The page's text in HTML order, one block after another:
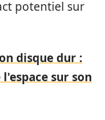
potentiel sur
disque dur :
sur son